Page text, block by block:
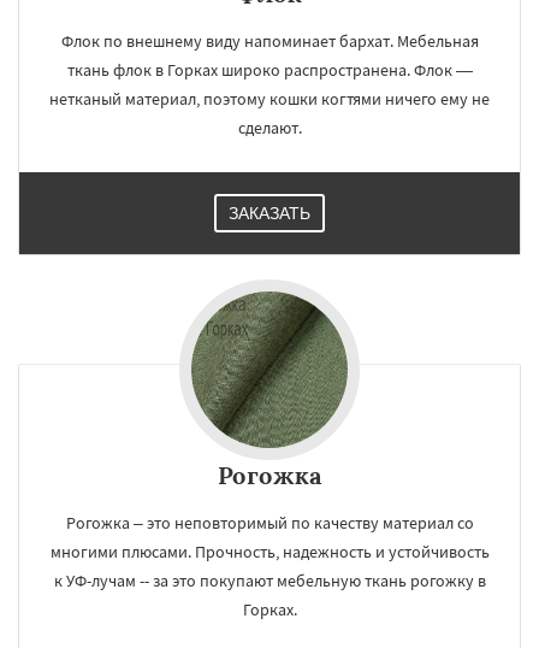
Флок по внешнему виду напоминает бархат. Мебельная
ткань флок в Горках широко распространена. Флок —
нетканый материал, поэтому кошки когтями ничего ему не
сделают.
ЗАКАЗАТЬ
Рогожка
Рогожка – это неповторимый по качеству материал со
многими плюсами. Прочность, надежность и устойчивость
к УФ-лучам -- за это покупают мебельную ткань рогожку в
Горках.